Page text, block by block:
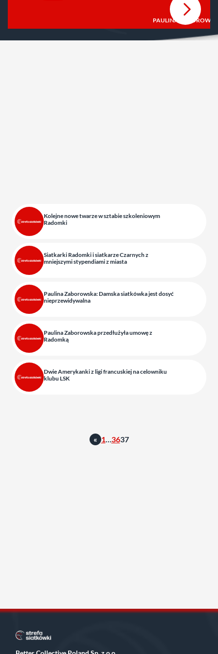
PAULINA
Kolejne nowe twarze w sztabie szkoleniowym
Radomki
Siatkarki Radomki i siatkarze Czarnych z
mniejszymi stypendiami z miasta
Paulina Zaborowska: Damska siatkówka jest dosyć
nieprzewidywalna
Paulina Zaborowska przedłużyła umowę z
Radomką
Dwie Amerykanki z ligi francuskiej na celowniku
klubu LSK
« 1…3637